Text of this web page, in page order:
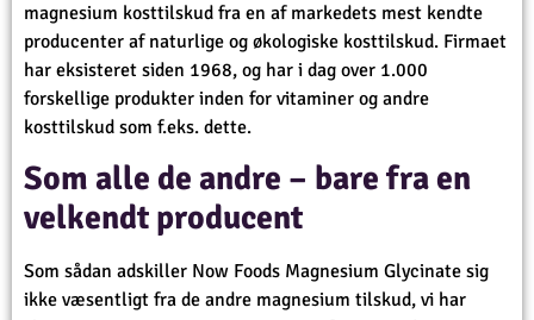
magnesium kosttilskud fra en af markedets mest kendte
producenter af naturlige og økologiske kosttilskud. Firmaet
har eksisteret siden 1968, og har i dag over 1.000
forskellige produkter inden for vitaminer og andre
kosttilskud som f.eks. dette.
Som alle de andre – bare fra en
velkendt producent
Som sådan adskiller Now Foods Magnesium Glycinate sig
ikke væsentligt fra de andre magnesium tilskud, vi har